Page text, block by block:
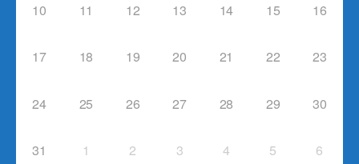
10 11 12 13 14 15 16
17 18 19 20 21 22 23
24 25 26 27 28 29 30
31 1 2 3 4 5 6